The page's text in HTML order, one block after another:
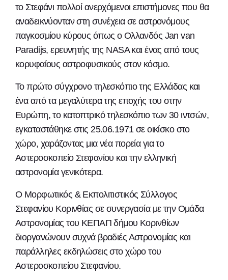
το Στεφάνι πολλοί ανερχόμενοι επιστήμονες που θα
αναδεικνύονταν στη συνέχεια σε αστρονόμους
παγκοσμίου κύρους όπως ο Ολλανδός Jan van
Paradijs, ερευνητής της NASA και ένας από τους
κορυφαίους αστροφυσικούς στον κόσμο.
Το πρώτο σύγχρονο τηλεσκόπιο της Ελλάδας και
ένα από τα μεγαλύτερα της εποχής του στην
Ευρώπη, το κατοπτρικό τηλεσκόπιο των 30 ιντσών,
εγκαταστάθηκε στις 25.06.1971 σε οικίσκο στο
χώρο, χαράζοντας μια νέα πορεία για το
Αστεροσκοπείο Στεφανίου και την ελληνική
αστρονομία γενικότερα.
Ο Μορφωτικός & Εκπολιτιστικός Σύλλογος
Στεφανίου Κορινθίας σε συνεργασία με την Ομάδα
Αστρονομίας του ΚΕΠΑΠ δήμου Κορινθίων
διοργανώνουν συχνά βραδιές Αστρονομίας και
παράλληλες εκδηλώσεις στο χώρο του
Αστεροσκοπείου Στεφανίου.